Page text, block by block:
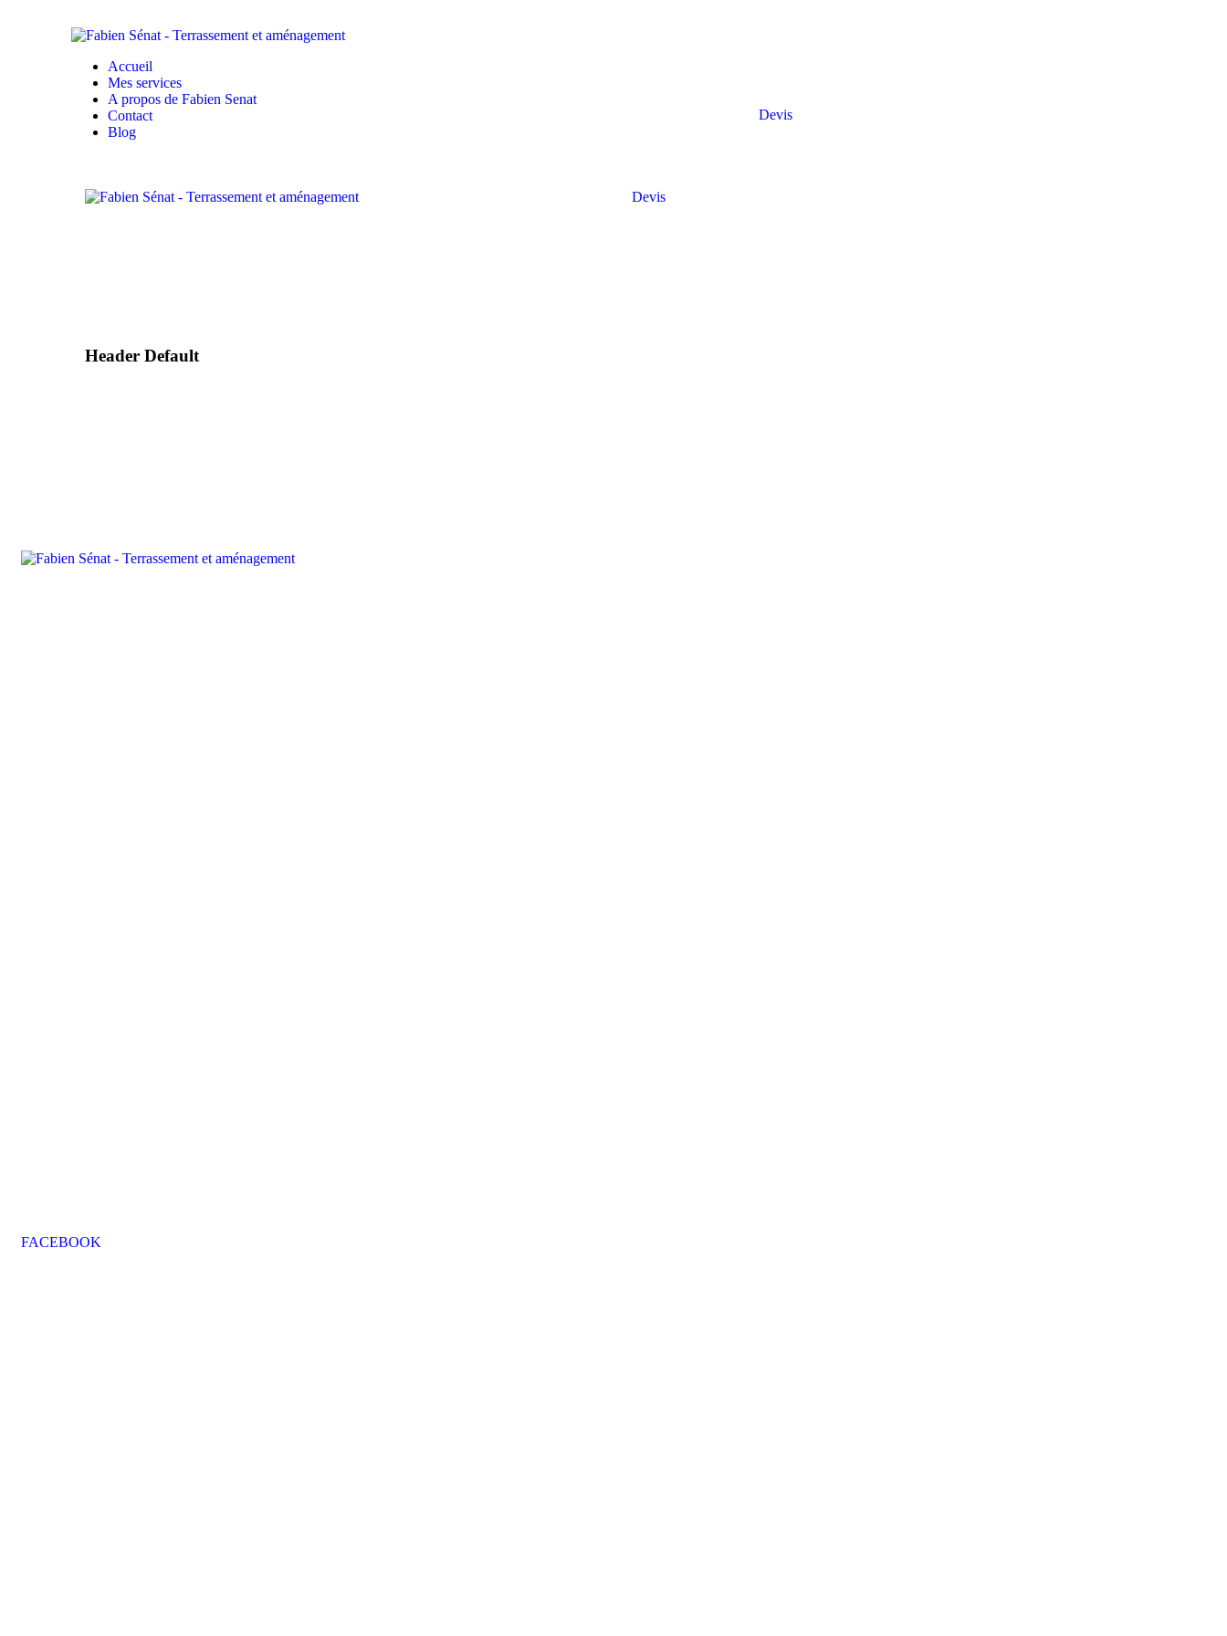
Accueil
Mes services
A propos de Fabien Senat
Contact
Blog
Devis
Devis
Header Default
FACEBOOK